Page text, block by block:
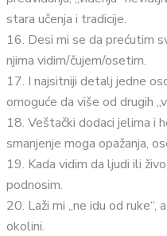
stara učenja i tradicije.
16. Desi mi se da prećutim
njima vidim/čujem/osetim.
17. I najsitniji detalj jedne
omoguće da više od drugih
18. Veštački dodaci jelima i
smanjenje moga opažanja,
19. Kada vidim da ljudi ili
podnosim.
20. Laži mi „ne idu od
okolini.